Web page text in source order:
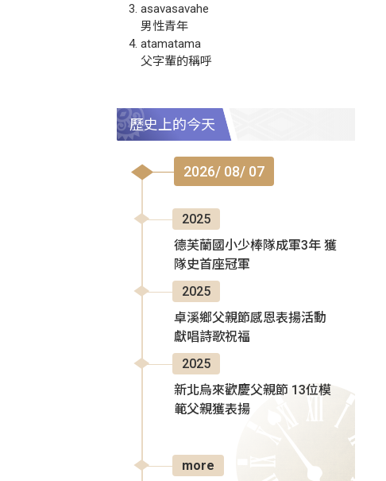
asavasavahe
男性青年
atamatama
父字輩的稱呼
歷史上的今天
2026/ 08/ 07
2025
德芙蘭國小少棒隊成軍3年 獲
隊史首座冠軍
2025
卓溪鄉父親節感恩表揚活動
獻唱詩歌祝福
2025
新北烏來歡慶父親節 13位模
範父親獲表揚
more